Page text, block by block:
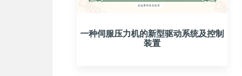
一种伺服压力机的新型驱动系统及控制
装置